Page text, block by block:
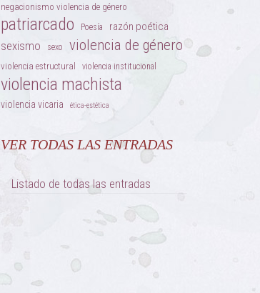
negacionismo violencia de género
patriarcado Poesía razón poética
sexismo sexo violencia de género
violencia estructural violencia institucional
violencia machista
violencia vicaria ética-estética
VER TODAS LAS ENTRADAS
Listado de todas las entradas